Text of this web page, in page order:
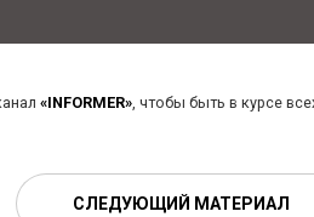
«INFORMER», чтобы быть в курсе
СЛЕДУЮЩИЙ МАТЕРИАЛ